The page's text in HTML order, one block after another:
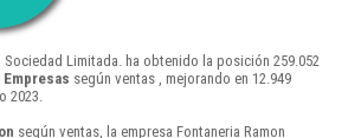
Sociedad Limitada. ha obtenido la posición 259.052
según ventas , mejorando en 12.949
2023.
según ventas, la empresa Fontaneria Ramon